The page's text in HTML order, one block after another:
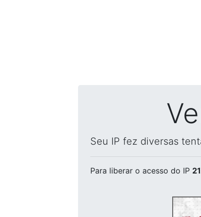
Seu IP fez diversas
Para liberar o acesso do IP